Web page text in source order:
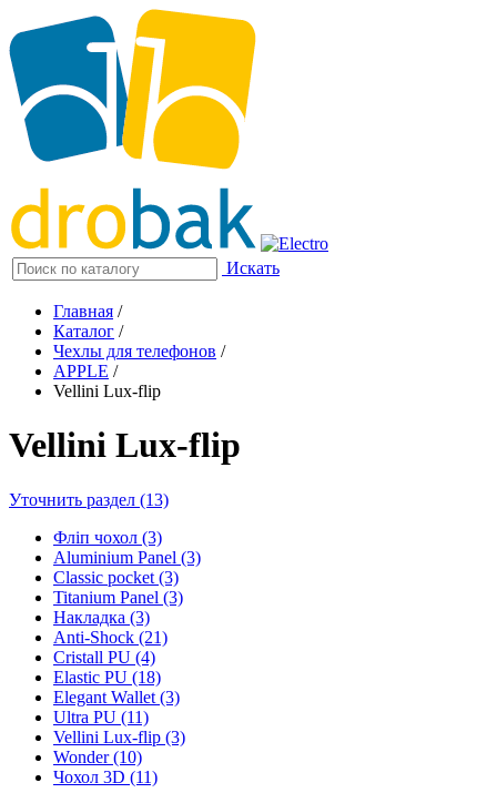
Искать
Главная /
Каталог /
Чехлы для телефонов /
APPLE /
Vellini Lux-flip
Vellini Lux-flip
Уточнить раздел (13)
Фліп чохол (3)
Aluminium Panel (3)
Classic pocket (3)
Titanium Panel (3)
Накладка (3)
Anti-Shock (21)
Cristall PU (4)
Elastic PU (18)
Elegant Wallet (3)
Ultra PU (11)
Vellini Lux-flip (3)
Wonder (10)
Чохол 3D (11)